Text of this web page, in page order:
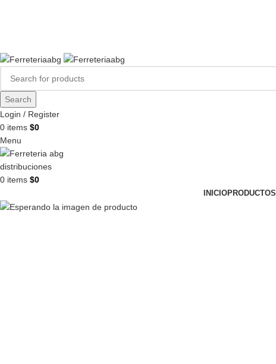
Search
Login / Register
0 items $0
Menu
0 items $0
INICIOPRODUCTOS